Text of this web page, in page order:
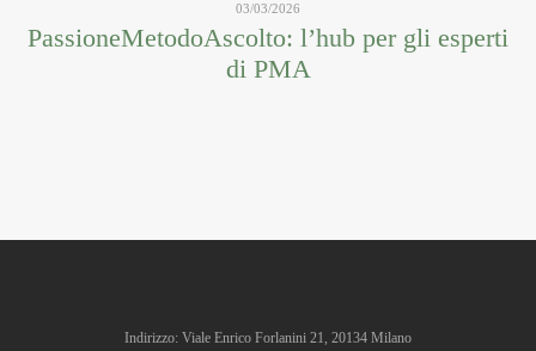
03/03/2026
PassioneMetodoAscolto: l’hub per gli esperti
di PMA
Indirizzo: Viale Enrico Forlanini 21, 20134 Milano